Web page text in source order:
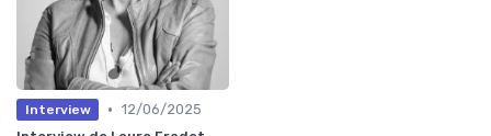
Interview • 12/06/2025